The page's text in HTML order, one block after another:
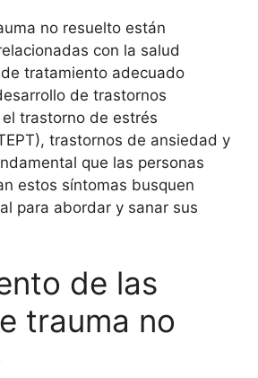
no resuelto están
con la salud
tratamiento adecuado
de trastornos
trastorno de estrés
trastornos de ansiedad y
que las personas
estos síntomas busquen
para abordar y sanar sus
de las
trauma no